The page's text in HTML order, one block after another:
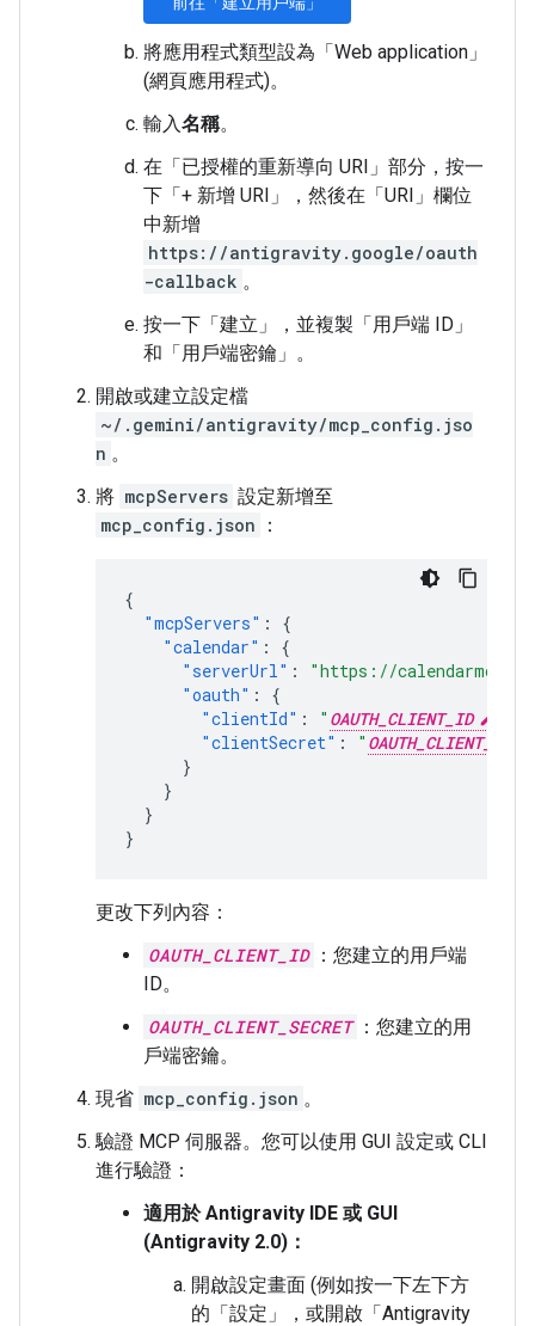
將應用程式類型設為「Web application」
(網頁應用程式)。
輸入名稱。
在「已授權的重新導向 URI」 部分，按一
下「+ 新增 URI」
，然後在「URI」 欄位
中新增
https://antigravity.google/oauth
-callback 。
按一下「建立」
，並複製「用戶端 ID」
和「用戶端密鑰」 。
開啟或建立設定檔
~/.gemini/antigravity/mcp_config.jso
n 。
將 mcpServers 設定新增至
mcp_config.json
：
{
"mcpServers" :
{
"calendar" :
{
"serverUrl" :
"https://
"oauth" :
{
"clientId" : " OAUTH_CLIENT_ID
"clientSecret" : "
}
}
}
}
更改下列內容：
OAUTH_CLIENT_ID ：您建立的用戶端
ID。
OAUTH_CLIENT_SECRET ：您建立的用
戶端密鑰。
現省 mcp_config.json 。
驗證 MCP 伺服器。您可以使用 GUI 設定或 CLI
進行驗證：
適用於 Antigravity IDE 或 GUI
(Antigravity 2.0)：
開啟設定畫面 (例如按一下左下方
的「設定」
，或開啟「Antigravity